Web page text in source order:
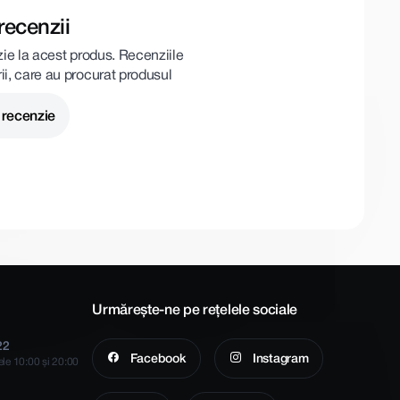
la acest produs. Recenziile
care au procurat produsul
recenzie
10:00 și 20:00
Urmărește-ne pe rețelele sociale
Facebook Instagram